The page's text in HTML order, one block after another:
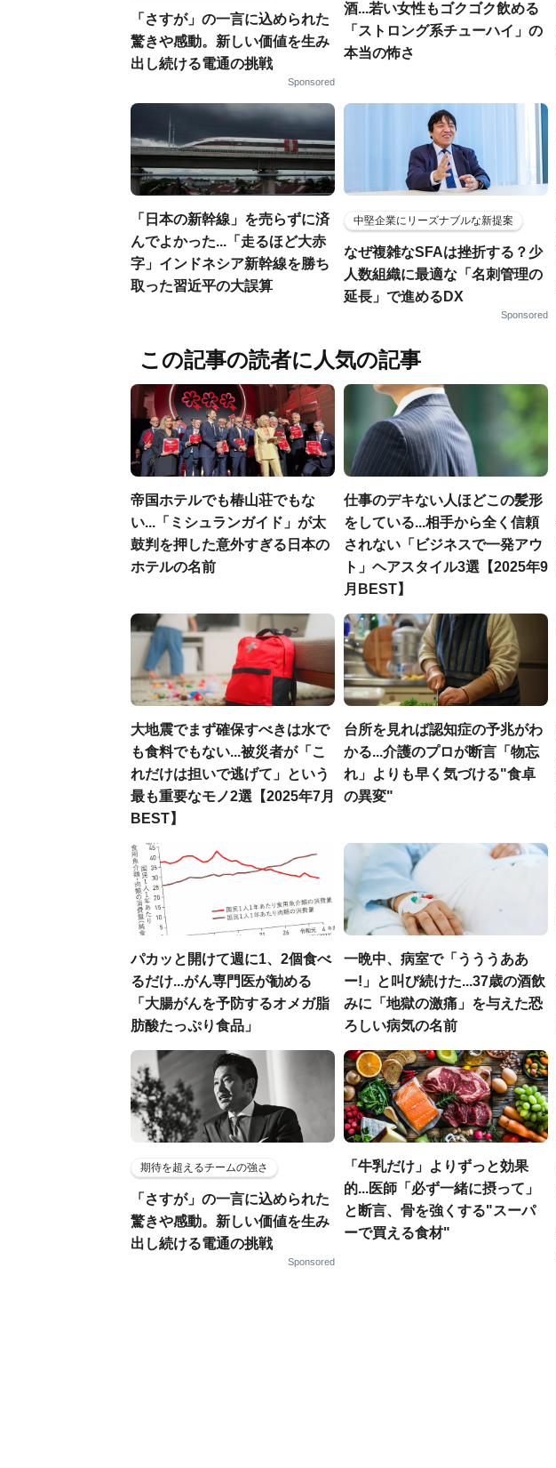
「さすが」の一言に込められた
驚きや感動。新しい価値を生み
出し続ける電通の挑戦
Sponsored
酒...若い女性もゴクゴク飲める
「ストロング系チューハイ」の
本当の怖さ
「日本の新幹線」を売らずに済
んでよかった...「走るほど大赤
字」インドネシア新幹線を勝ち
取った習近平の大誤算
中堅企業にリーズナブルな新提案
なぜ複雑なSFAは挫折する？少
人数組織に最適な「名刺管理の
延長」で進めるDX
Sponsored
この記事の読者に人気の記事
帝国ホテルでも椿山荘でもな
い...「ミシュランガイド」が太
鼓判を押した意外すぎる日本の
ホテルの名前
仕事のデキない人ほどこの髪形
をしている...相手から全く信頼
されない「ビジネスで一発アウ
ト」ヘアスタイル3選【2025年9
月BEST】
大地震でまず確保すべきは水で
も食料でもない...被災者が「こ
れだけは担いで逃げて」という
最も重要なモノ2選【2025年7月
BEST】
台所を見れば認知症の予兆がわ
かる...介護のプロが断言「物忘
れ」よりも早く気づける"食卓
の異変"
パカッと開けて週に1、2個食べ
るだけ...がん専門医が勧める
「大腸がんを予防するオメガ脂
肪酸たっぷり食品」
一晩中、病室で「うううああ
ー!」と叫び続けた...37歳の酒飲
みに「地獄の激痛」を与えた恐
ろしい病気の名前
期待を超えるチームの強さ
「さすが」の一言に込められた
驚きや感動。新しい価値を生み
出し続ける電通の挑戦
Sponsored
「牛乳だけ」よりずっと効果
的...医師「必ず一緒に摂って」
と断言、骨を強くする"スーパ
ーで買える食材"